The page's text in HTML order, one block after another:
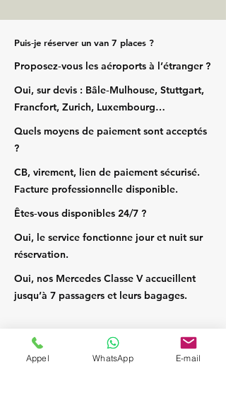
Puis‑je réserver un van 7 places ?
Proposez‑vous les aéroports à l’étranger ?
Oui, sur devis : Bâle‑Mulhouse, Stuttgart,
Francfort, Zurich, Luxembourg…
Quels moyens de paiement sont acceptés
?
CB, virement, lien de paiement sécurisé.
Facture professionnelle disponible.
Êtes‑vous disponibles 24/7 ?
Oui, le service fonctionne jour et nuit sur
réservation.
Oui, nos Mercedes Classe V accueillent
jusqu’à 7 passagers et leurs bagages.
Appel WhatsApp E-mail